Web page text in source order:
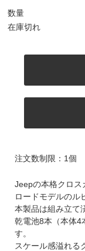
数量
在庫切れ
注文数制限：1個
Jeepの本格クロス
ロードモデルのル
本製品は組み立て
乾電池8本（本体4
す。
スケール感溢れる